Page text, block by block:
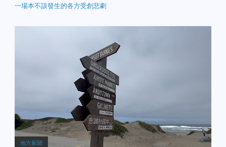
一場本不該發生的各方受創悲劇
地方新聞